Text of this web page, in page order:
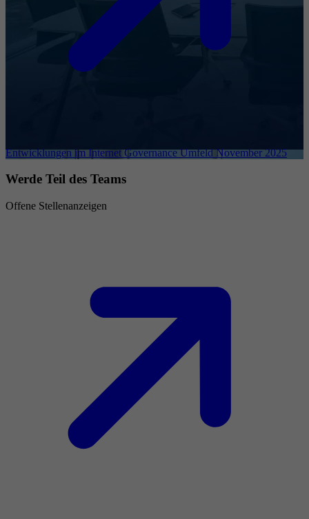
Entwicklungen im Internet Governance Umfeld November 2025
Werde Teil des Teams
Offene Stellenanzeigen